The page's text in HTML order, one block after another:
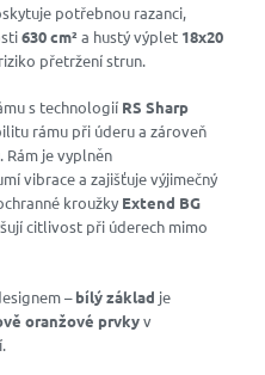
potřebnou razanci,
630 cm²a hustý výplet 18x20
přetržení strun.
s technologií RS Sharp
rámu při úderu a zároveň
je vyplněn
vibrace a zajišťuje výjimečný
kroužky Extend BG
citlivost při úderech mimo
–bílý základ je
oranžové prvkyv